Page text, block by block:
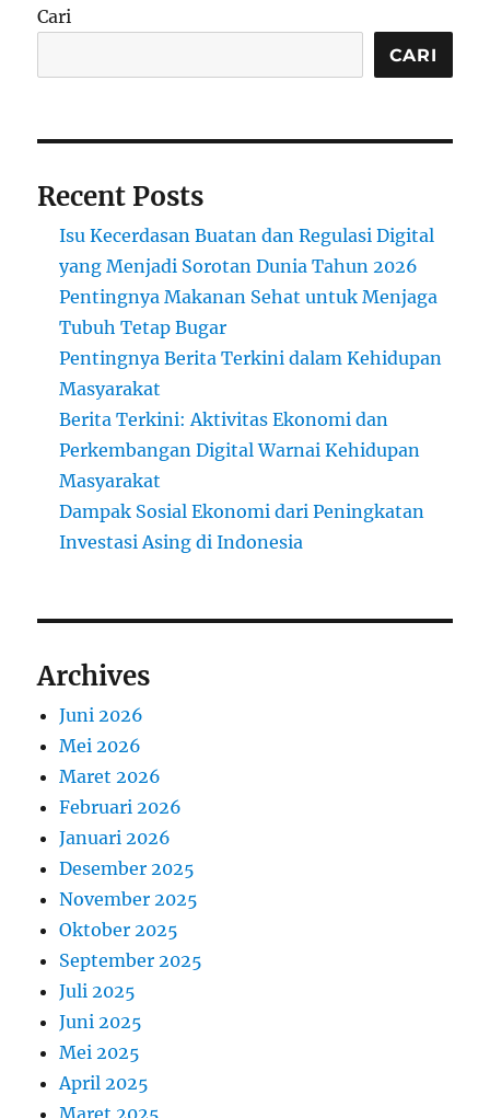
Cari
CARI
Recent Posts
Isu Kecerdasan Buatan dan Regulasi Digital
yang Menjadi Sorotan Dunia Tahun 2026
Pentingnya Makanan Sehat untuk Menjaga
Tubuh Tetap Bugar
Pentingnya Berita Terkini dalam Kehidupan
Masyarakat
Berita Terkini: Aktivitas Ekonomi dan
Perkembangan Digital Warnai Kehidupan
Masyarakat
Dampak Sosial Ekonomi dari Peningkatan
Investasi Asing di Indonesia
Archives
Juni 2026
Mei 2026
Maret 2026
Februari 2026
Januari 2026
Desember 2025
November 2025
Oktober 2025
September 2025
Juli 2025
Juni 2025
Mei 2025
April 2025